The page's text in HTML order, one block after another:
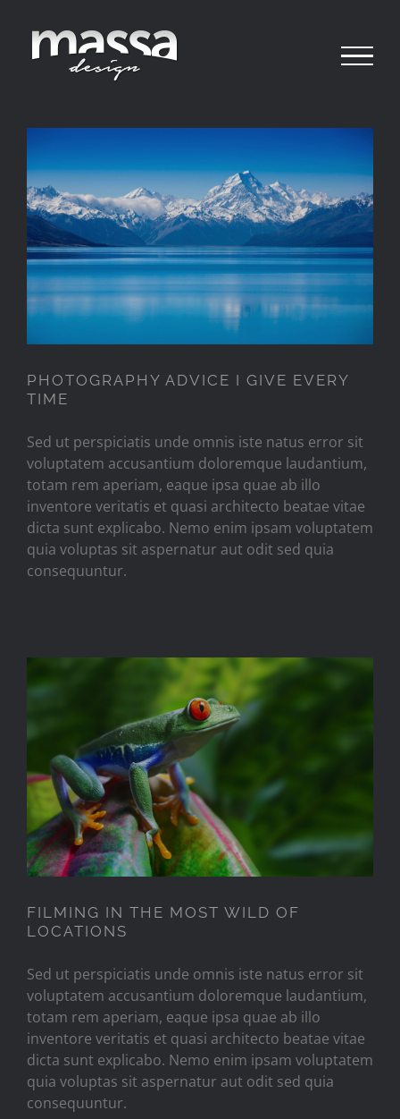
PHOTOGRAPHY ADVICE I GIVE
EVERY TIME
PHOTOGRAPHY ADVICE I GIVE EVERY
TIME
Sed ut perspiciatis unde omnis iste natus error sit
voluptatem accusantium doloremque laudantium,
totam rem aperiam, eaque ipsa quae ab illo
inventore veritatis et quasi architecto beatae vitae
dicta sunt explicabo. Nemo enim ipsam voluptatem
quia voluptas sit aspernatur aut odit sed quia
consequuntur.
FILMING IN THE MOST WILD
OF LOCATIONS
FILMING IN THE MOST WILD OF
LOCATIONS
Sed ut perspiciatis unde omnis iste natus error sit
voluptatem accusantium doloremque laudantium,
totam rem aperiam, eaque ipsa quae ab illo
inventore veritatis et quasi architecto beatae vitae
dicta sunt explicabo. Nemo enim ipsam voluptatem
quia voluptas sit aspernatur aut odit sed quia
consequuntur.